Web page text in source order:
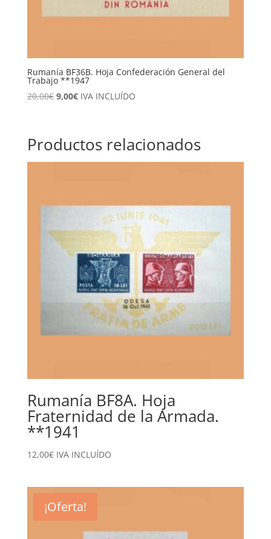
Rumanía BF36B. Hoja Confederación General del
Trabajo **1947
20,00€ El
era:
20,00€.
9,00€El
9,00€.
IVA INCLUÍDO
Productos relacionados
Rumanía BF8A. Hoja
Fraternidad de la Armada.
**1941
12,00€ IVA INCLUÍDO
¡Oferta!